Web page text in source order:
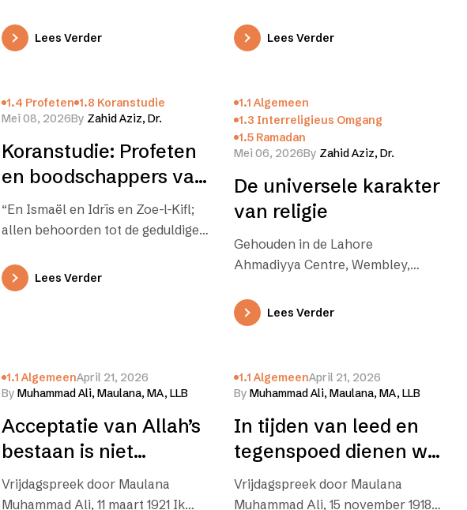
Lees Verder Lees Verder
1.4 Profeten 1.8 Koranstudie
Mei 08, 2026By Zahid Aziz, Dr.
Koranstudie: Profeten
en boodschappers van
Allah – Zoe-l-Kifl
“En Ismaël en Idrīs en Zoe-l-Kifl;
allen behoorden tot de geduldigen.
goedgunstigheid. Waarlijk,…
Lees Verder
1.1 Algemeen
1.3 Interreligieus Omgang
1.5 Ramadan
Mei 06, 2026By Zahid Aziz, Dr.
De universele karakter
van religie
Gehouden in de Lahore
Ahmadiyya Centre, Wembley,
Zahid Aziz Vandaag is het Ied-oel-
Fitr, het…
Lees Verder
1.1 AlgemeenApril 21, 2026
By Muhammad Ali, Maulana, MA, LLB
Acceptatie van Allah’s
bestaan is niet
voldoende; u dient
ookeen band met Hem
Vrijdagspreek door Maulana
Muhammad Ali, 11 maart 1921 Ik
1.1 AlgemeenApril 21, 2026
ByMuhammad Ali, Maulana, MA, LLB
In tijden van leed en
tegenspoed dienen wij
ons tot Allah te
wenden
Vrijdagspreek door Maulana
Muhammad Ali, 15 november 1918